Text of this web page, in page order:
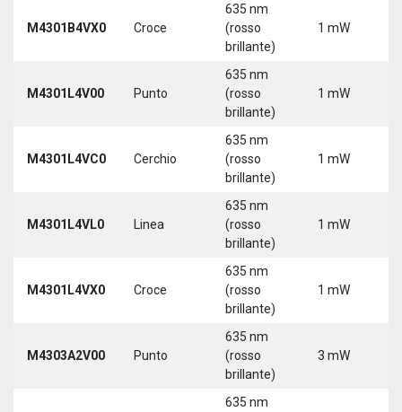
M4301B4VX0 Croce
635 nm
(rosso
brillante)
1 mW
M4301L4V00 Punto
635 nm
(rosso
brillante)
1 mW
M4301L4VC0 Cerchio
635 nm
(rosso
brillante)
1 mW
M4301L4VL0 Linea
635 nm
(rosso
brillante)
1 mW
M4301L4VX0 Croce
635 nm
(rosso
brillante)
1 mW
M4303A2V00 Punto
635 nm
(rosso
brillante)
3 mW
635 nm